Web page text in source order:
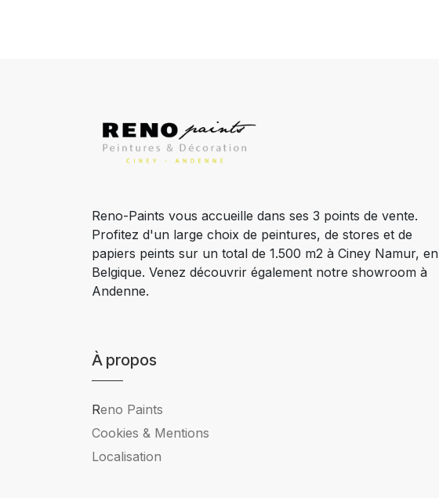
Reno-Paints vous accueille dans ses 3 points de vente.
Profitez d'un large choix de peintures, de stores et de
papiers peints sur un total de 1.500 m2 à Ciney Namur, en
Belgique. Venez découvrir également notre showroom à
Andenne.
À propos
Reno Paints
Cookies & Mentions
Localisation